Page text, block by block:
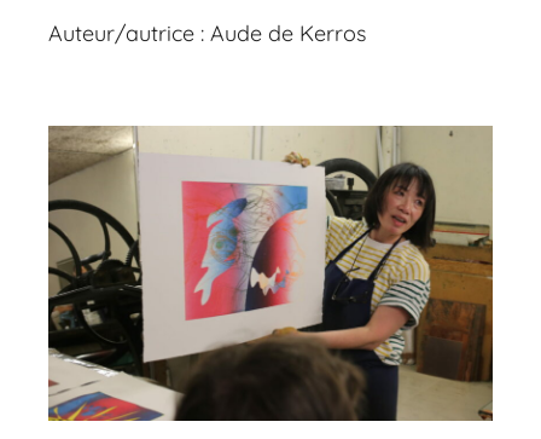
Auteur/autrice : Aude de Kerros